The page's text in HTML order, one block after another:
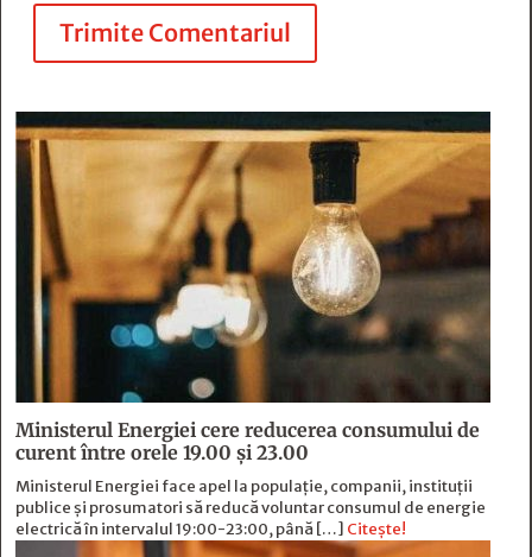
Trimite Comentariul
Ministerul Energiei cere reducerea consumului de
curent între orele 19.00 și 23.00
Ministerul Energiei face apel la populație, companii, instituții
publice și prosumatori să reducă voluntar consumul de energie
electrică în intervalul 19:00-23:00, până […] Citește!